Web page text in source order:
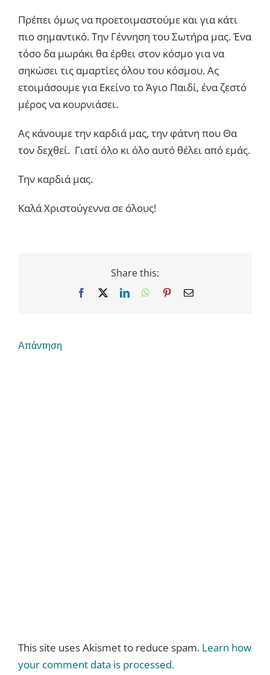
Πρέπει όμως να προετοιμαστούμε και για κάτι
πιο σημαντικό. Την Γέννηση του Σωτήρα μας. Ένα
τόσο δα μωράκι θα έρθει στον κόσμο για να
σηκώσει τις αμαρτίες όλου του κόσμου. Ας
ετοιμάσουμε για Εκείνο το Άγιο Παιδί, ένα ζεστό
μέρος να κουρνιάσει.
Ας κάνουμε την καρδιά μας, την φάτνη που Θα
τον δεχθεί. Γιατί όλο κι όλο αυτό θέλει από εμάς.
Την καρδιά μας.
Καλά Χριστούγεννα σε όλους!
Share this:
Facebook LinkedInWhatsApp
PinterestEmail
Απάντηση
This site uses Akismet to reduce spam. Learn how
your comment data is processed.